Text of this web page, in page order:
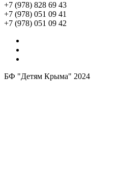
+7 (978) 828 69 43
+7 (978) 051 09 41
+7 (978) 051 09 42
БФ "Детям Крыма" 2024